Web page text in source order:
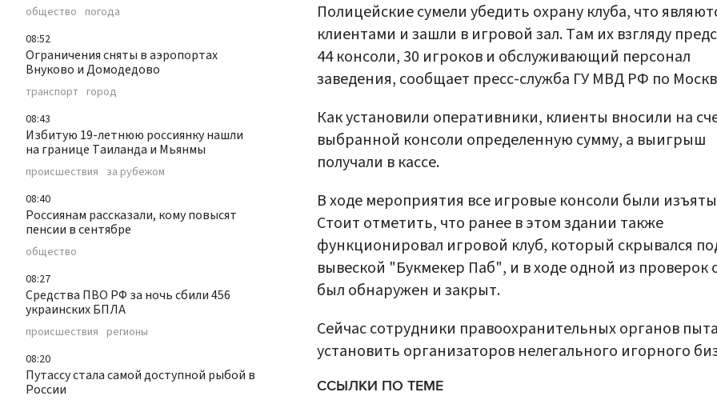
общество погода
08:52
Ограничения сняты в аэропортах
Внуково и Домодедово
транспорт город
08:43
Избитую 19-летнюю россиянку нашли
на границе Таиланда и Мьянмы
происшествия за рубежом
08:40
Россиянам рассказали, кому повысят
пенсии в сентябре
общество
08:27
Средства ПВО РФ за ночь сбили 456
украинских БПЛА
происшествия регионы
08:20
Путассу стала самой доступной рыбой в
России
Полицейские сумели убедить охрану клуба, что
клиентами и зашли в игровой зал. Там их взгляду
44 консоли, 30 игроков и обслуживающий персонал
заведения, сообщает пресс-служба ГУ МВД РФ по
Как установили оперативники, клиенты вносили на
выбранной консоли определенную сумму, а выигрыш
получали в кассе.
В ходе мероприятия все игровые консоли были
Стоит отметить, что ранее в этом здании также
функционировал игровой клуб, который скрывался
вывеской "Букмекер Паб", и в ходе одной из проверок
был обнаружен и закрыт.
Сейчас сотрудники правоохранительных органов
установить организаторов нелегального игорного
ССЫЛКИ ПО ТЕМЕ